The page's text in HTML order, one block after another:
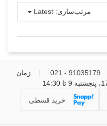
مرتب‌سازی: Latest
91035179 - 021
زمان
خرید قسطی